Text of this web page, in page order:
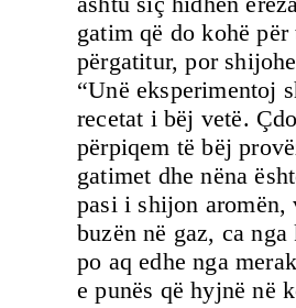
gatim që do kohë për
përgatitur, por
“Unë eksperimentoj
recetat i bëj vetë.
përpiqem të bëj
gatimet dhe nëna
pasi i shijon aromën,
buzën në gaz, ca nga
po aq edhe nga
e punës që hyjnë në